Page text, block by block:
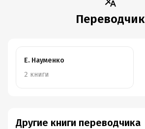
Переводчик
Е. Науменко
2 книги
Другие книги переводчика